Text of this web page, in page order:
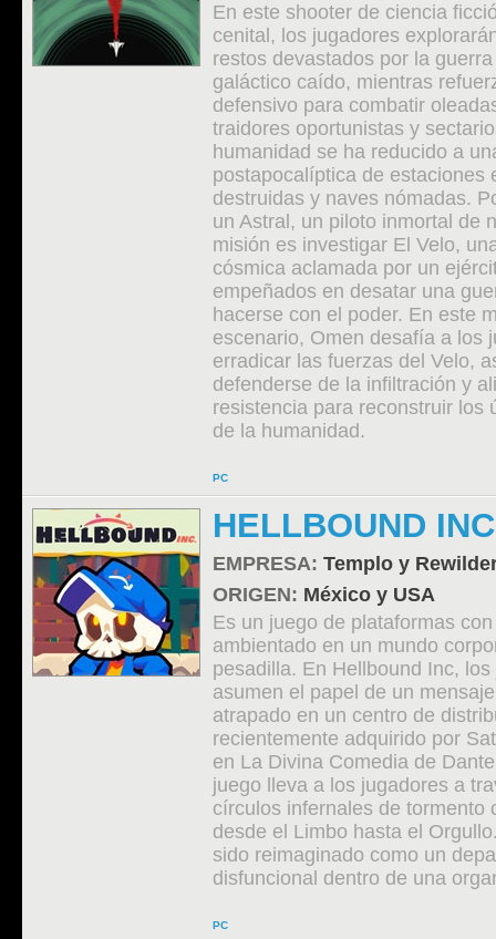
En este shooter de ciencia
cenital, los jugadores
restos devastados por la
galáctico caído, mientras
defensivo para combatir
traidores oportunistas y
humanidad se ha reducido a
postapocalíptica de estaciones
destruidas y naves nómadas.
un Astral, un piloto inmortal de
misión es investigar El Velo,
cósmica aclamada por un
empeñados en desatar una
hacerse con el poder. En este
escenario, Omen desafía a los
erradicar las fuerzas del Velo,
defenderse de la infiltración y
resistencia para reconstruir los
de la humanidad.
PC
HELLBOUND INC
EMPRESA: Templo y
ORIGEN: México y USA
Es un juego de plataformas
ambientado en un mundo
pesadilla. En Hellbound Inc,
asumen el papel de un
atrapado en un centro de
recientemente adquirido por
en La Divina Comedia de
juego lleva a los jugadores a
círculos infernales de tormento
desde el Limbo hasta el
sido reimaginado como un
disfuncional dentro de una
PC